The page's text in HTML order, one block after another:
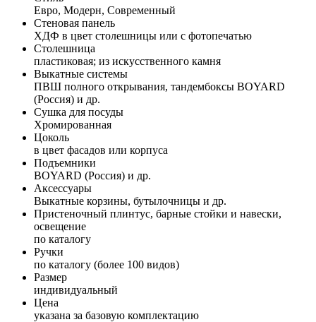
Евро, Модерн, Современный
Стеновая панель
ХДФ в цвет столешницы или с фотопечатью
Столешница
пластиковая; из искусственного камня
Выкатные системы
ПВШ полного открывания, тандембоксы BOYARD
(Россия) и др.
Сушка для посуды
Хромированная
Цоколь
в цвет фасадов или корпуса
Подъемники
BOYARD (Россия) и др.
Аксессуары
Выкатные корзины, бутылочницы и др.
Пристеночный плинтус, барные стойки и навески,
освещение
по каталогу
Ручки
по каталогу (более 100 видов)
Размер
индивидуальный
Цена
указана за базовую комплектацию